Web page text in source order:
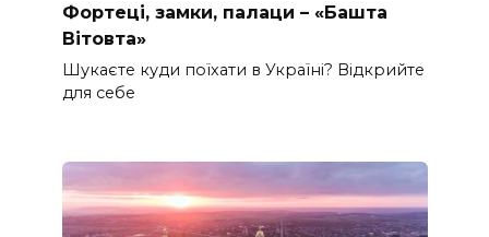
Фортеці, замки, палаци – «Башта
Вітовта»
Шукаєте куди поїхати в Україні? Відкрийте
для себе